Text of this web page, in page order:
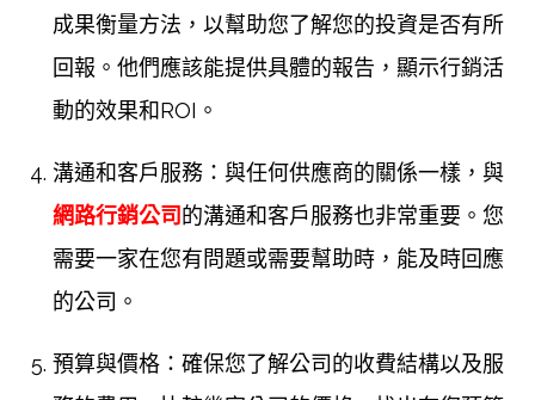
成果衡量方法，以幫助您了解您的投資是否有所
回報。他們應該能提供具體的報告，顯示行銷活
動的效果和ROI。
溝通和客戶服務：與任何供應商的關係一樣，與
網路行銷公司的溝通和客戶服務也非常重要。您
需要一家在您有問題或需要幫助時，能及時回應
的公司。
預算與價格：確保您了解公司的收費結構以及服